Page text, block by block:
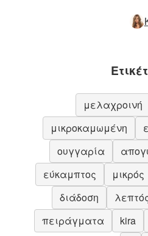
μελαχροινή
μικροκαμωμένη
ουγγαρία
εύκαμπτος
μικρός
διάδοση
πειράγματα
kira